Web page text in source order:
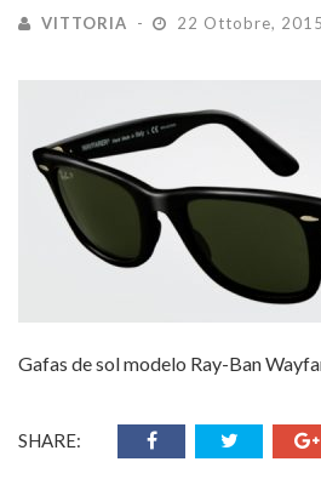
VITTORIA 22 Ottobre, 2015
Gafas de sol modelo Ray-Ban
SHARE: